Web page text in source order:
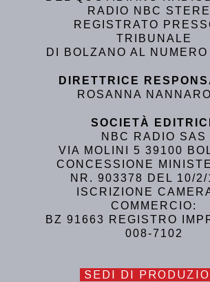
RADIO NBC
REGISTRATO
TRIBUNALE
DI BOLZANO AL
DIRETTRICE
ROSANNA
SOCIETÀ
NBC RADIO SAS
VIA MOLINI 5 39100
CONCESSIONE
NR. 903378 DEL 10/2/
ISCRIZIONE
COMMERCIO:
BZ 91663 REGISTRO
008-7102
SEDI DI